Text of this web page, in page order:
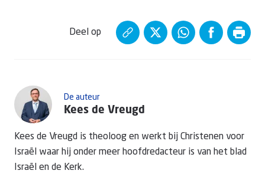
De auteur
Kees de Vreugd
Kees de Vreugd is theoloog en werkt bij Christenen voor
Israël waar hij onder meer hoofdredacteur is van het blad
Israël en de Kerk.
Deel op